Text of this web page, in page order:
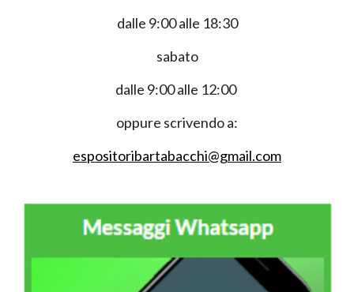
dalle 9:00 alle 18:30
sabato
dalle 9:00 alle 12:00
oppure scrivendo a:
espositoribartabacchi@gmail.com